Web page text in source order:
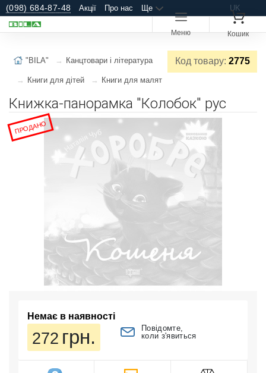
(098) 684-87-48 Акції Про нас Ще UK
Меню Кошик
Код товару: 2775
"BILA" Канцтовари і література
Книги для дітей Книги для малят
Книжка-панорамка "Колобок" рус
ПРОДАНО
Немає в наявності
272 грн.
Повідомте,
коли з'явиться